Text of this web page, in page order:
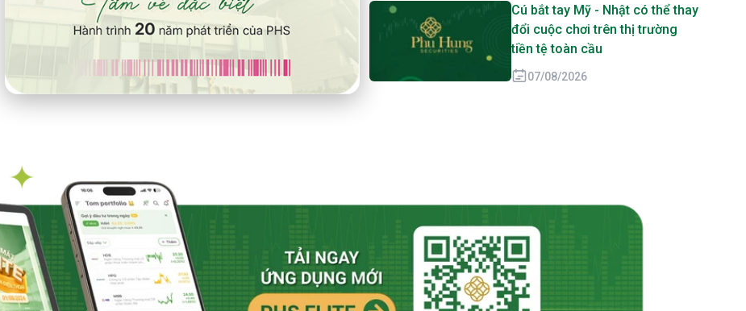
Cú bắt tay Mỹ - Nhật có thể thay
đổi cuộc chơi trên thị trường
tiền tệ toàn cầu
07/08/2026